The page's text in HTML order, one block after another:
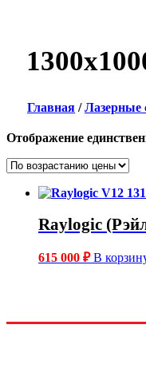
Главная /Лазерные
Отображение
Raylogic
615 000 ₽ В